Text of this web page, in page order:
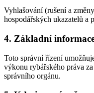
Vyhlašování (rušení a
hospodářských ukazatelů a
4. Základní
Toto správní řízení
výkonu rybářského práva
správního orgánu.